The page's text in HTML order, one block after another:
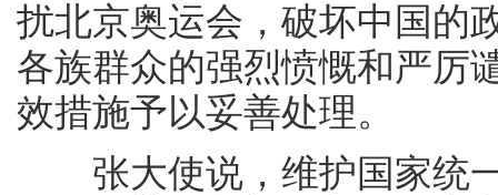
扰北京奥运会，破坏中国的
各族群众的强烈愤慨和严厉
效措施予以妥善处理。
张大使说，维护国家统一